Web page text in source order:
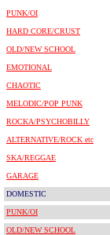
PUNK/OI
HARD CORE/CRUST
OLD/NEW SCHOOL
EMOTIONAL
CHAOTIC
MELODIC/POP PUNK
ROCKA/PSYCHOBILLY
ALTERNATIVE/ROCK etc
SKA/REGGAE
GARAGE
DOMESTIC
PUNK/OI
OLD/NEW SCHOOL